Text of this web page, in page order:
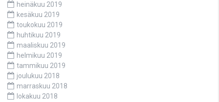
heinäkuu 2019
kesäkuu 2019
toukokuu 2019
huhtikuu 2019
maaliskuu 2019
helmikuu 2019
tammikuu 2019
joulukuu 2018
marraskuu 2018
lokakuu 2018